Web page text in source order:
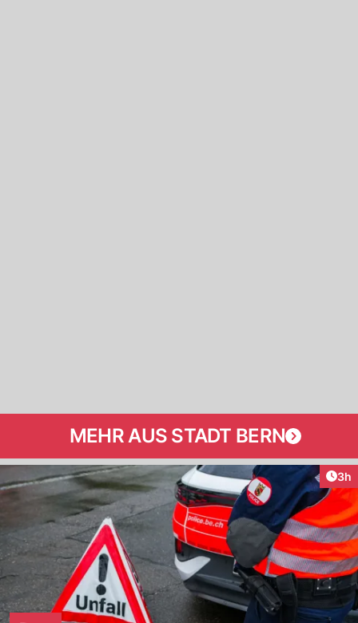
MEHR AUS STADT BERN
3h